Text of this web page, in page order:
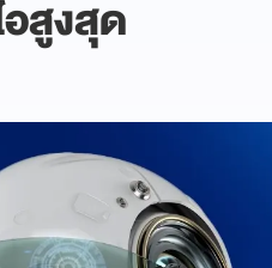
สูงสุด